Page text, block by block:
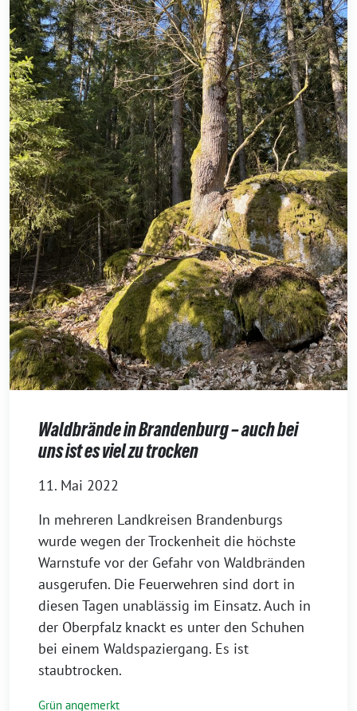
Waldbrände in Brandenburg – auch bei
uns ist es viel zu trocken
11. Mai 2022
In mehreren Landkreisen Brandenburgs
wurde wegen der Trockenheit die höchste
Warnstufe vor der Gefahr von Waldbränden
ausgerufen. Die Feuerwehren sind dort in
diesen Tagen unablässig im Einsatz. Auch in
der Oberpfalz knackt es unter den Schuhen
bei einem Waldspaziergang. Es ist
staubtrocken.
Grün angemerkt